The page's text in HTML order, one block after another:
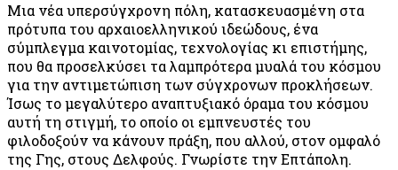
Μια νέα υπερσύγχρονη πόλη, κατασκευασμένη στα
πρότυπα του αρχαιοελληνικού ιδεώδους, ένα
σύμπλεγμα καινοτομίας, τεχνολογίας κι επιστήμης,
που θα προσελκύσει τα λαμπρότερα μυαλά του κόσμου
για την αντιμετώπιση των σύγχρονων προκλήσεων.
Ίσως το μεγαλύτερο αναπτυξιακό όραμα του κόσμου
αυτή τη στιγμή, το οποίο οι εμπνευστές του
φιλοδοξούν να κάνουν πράξη, που αλλού, στον ομφαλό
της Γης, στους Δελφούς. Γνωρίστε την Επτάπολη.